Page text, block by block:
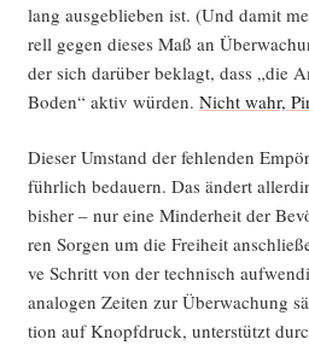
lang aus­ge­blie­ben ist. (Und damit
rell gegen die­ses Maß an
der sich dar­über beklagt, dass „die
Boden“ aktiv wür­den. Nicht wahr,
Die­ser Umstand der feh­len­den
führ­lich bedau­ern. Das ändert
bis­her – nur eine Min­der­heit der
ren Sor­gen um die Frei­heit
ve Schritt von der tech­nisch
ana­lo­gen Zei­ten zur Über­wa­chung
ti­on auf Knopf­druck, unter­stützt